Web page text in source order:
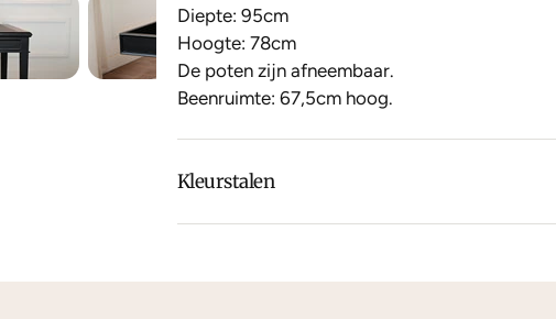
Diepte: 95cm
Hoogte: 78cm
De poten zijn afneembaar.
Beenruimte: 67,5cm hoog.
Kleurstalen